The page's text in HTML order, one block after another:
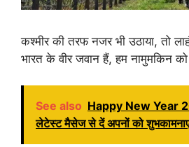
कश्मीर की तरफ नजर भी उठाया, तो
भारत के वीर जवान हैं, हम नामुमकिन
See also Happy New Year
लेटेस्ट मैसेज से दें अपनों को